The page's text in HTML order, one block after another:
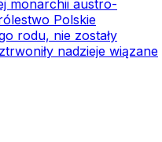
monarchii austro-
Polskie
rodu, nie zostały
nadzieje wiązane